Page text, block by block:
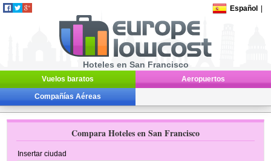
Español
Hoteles en San Francisco
Vuelos baratos Aeropuertos
Compañías Aéreas
Compara Hoteles en San Francisco
Insertar ciudad